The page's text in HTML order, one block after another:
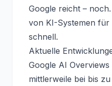
Google reicht –
von KI-Systemen
schnell.
Aktuelle
Google AI
mittlerweile bei bis